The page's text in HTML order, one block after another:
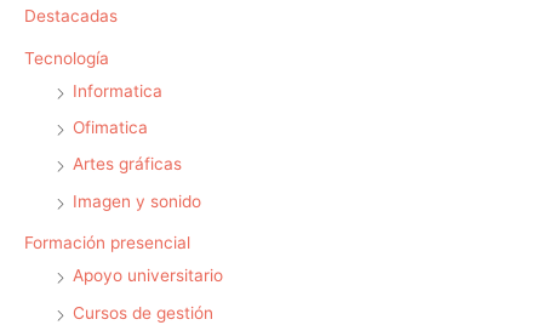
Destacadas
Tecnología
Informatica
Ofimatica
Artes gráficas
Imagen y sonido
Formación presencial
Apoyo universitario
Cursos de gestión